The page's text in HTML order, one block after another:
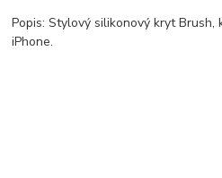
Popis: Stylový silikonový kryt
iPhone.